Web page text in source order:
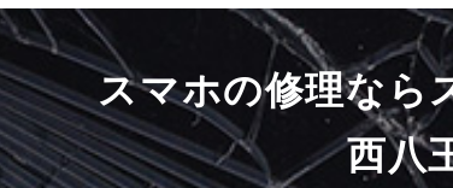
スマホの修理なら
西八